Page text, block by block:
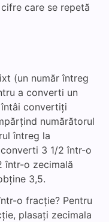
care se repetă
(un număr întreg
a converti un
convertiți
numărătorul
întreg la
3 1/2 într-o
într-o zecimală
3,5.
o fracție? Pentru
plasați zecimala